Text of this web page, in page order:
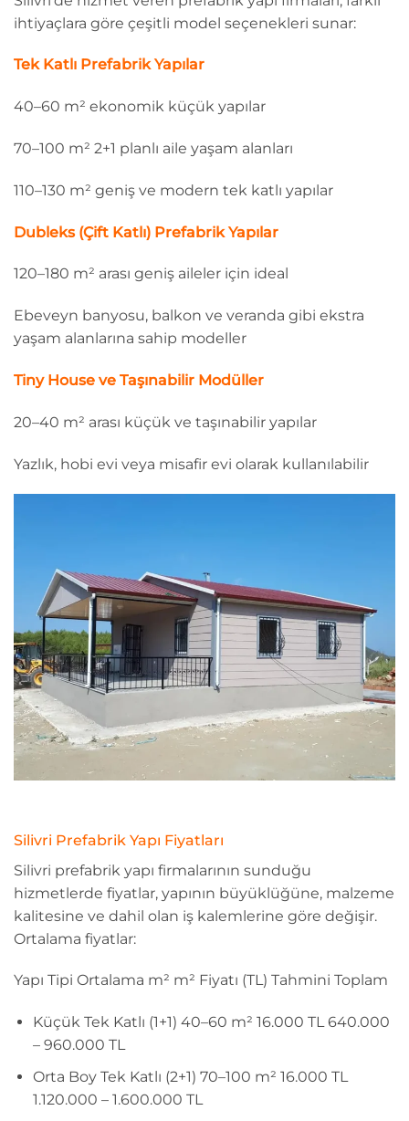
ihtiyaçlara göre çeşitli model seçenekleri sunar:
Tek Katlı Prefabrik Yapılar
40–60 m² ekonomik küçük yapılar
70–100 m² 2+1 planlı aile yaşam alanları
110–130 m² geniş ve modern tek katlı yapılar
Dubleks (Çift Katlı) Prefabrik Yapılar
120–180 m² arası geniş aileler için ideal
Ebeveyn banyosu, balkon ve veranda gibi ekstra
yaşam alanlarına sahip modeller
Tiny House ve Taşınabilir Modüller
20–40 m² arası küçük ve taşınabilir yapılar
Yazlık, hobi evi veya misafir evi olarak kullanılabilir
Silivri Prefabrik Yapı Fiyatları
Silivri prefabrik yapı firmalarının sunduğu
hizmetlerde fiyatlar, yapının büyüklüğüne, malzeme
kalitesine ve dahil olan iş kalemlerine göre değişir.
Ortalama fiyatlar:
Yapı Tipi Ortalama m² m² Fiyatı (TL) Tahmini Toplam
Küçük Tek Katlı (1+1) 40–60 m² 16.000 TL 640.000
– 960.000 TL
Orta Boy Tek Katlı (2+1) 70–100 m² 16.000 TL
1.120.000 – 1.600.000 TL